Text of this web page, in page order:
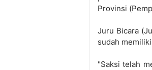
Provinsi
Juru Bicara
sudah
"Saksi telah